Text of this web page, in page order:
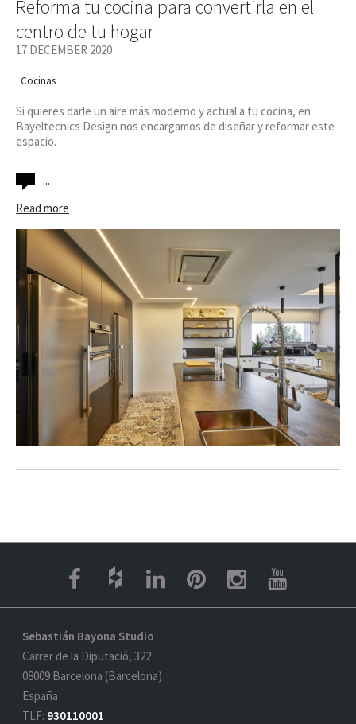
Reforma tu cocina para convertirla en el
centro de tu hogar
17 DECEMBER 2020
Cocinas
Si quieres darle un aire más moderno y actual a tu cocina, en
Bayeltecnics Design nos encargamos de diseñar y reformar este
espacio.
...
Read more
Sebastián Bayona Studio
Carrer de la Diputació, 322
08009 Barcelona (Barcelona)
España
TLF: 930110001